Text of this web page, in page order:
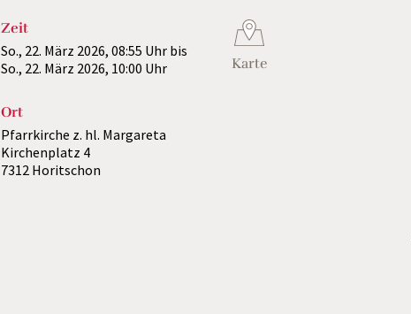
Zeit
So., 22. März 2026, 08:55 Uhr bis
So., 22. März 2026, 10:00 Uhr
Ort
Pfarrkirche z. hl. Margareta
Kirchenplatz 4
7312 Horitschon
Karte